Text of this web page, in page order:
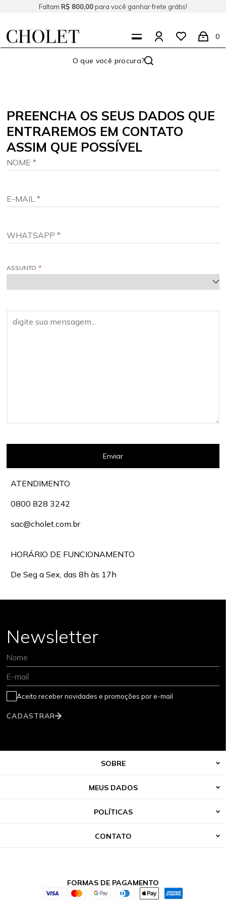
Faltam R$ 800,00para você ganhar frete grátis!
0
PREENCHA OS SEUS DADOS QUE
ENTRAREMOS EM CONTATO
ASSIM QUE POSSÍVEL
ASSUNTO *
Enviar
ATENDIMENTO
0800 828 3242
sac@cholet.com.br
HORÁRIO DE FUNCIONAMENTO
De Seg a Sex, das 8h às 17h
Newsletter
Nome
E-mail
CADASTRAR
Aceito receber novidades e promoções por e-mail
SOBRE
MEUS DADOS
POLÍTICAS
CONTATO
FORMAS DE PAGAMENTO